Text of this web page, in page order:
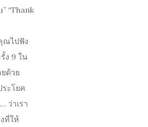
“Thank
ณไปฟัง
ง 9 ใน
ด้วย
ระโยค
ว่าเรา
ที่ให้